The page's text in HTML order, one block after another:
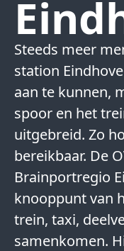
Steeds meer
station
aan te kunnen,
spoor en het
uitgebreid. Zo
bereikbaar. De
Brainportregio
knooppunt van
trein, taxi,
samenkomen.